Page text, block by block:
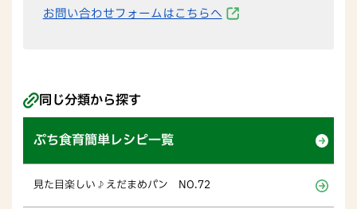
お問い合わせフォームはこちらへ
同じ分類から探す
ぷち食育簡単レシピ一覧
見た目楽しい♪えだまめパン NO.72